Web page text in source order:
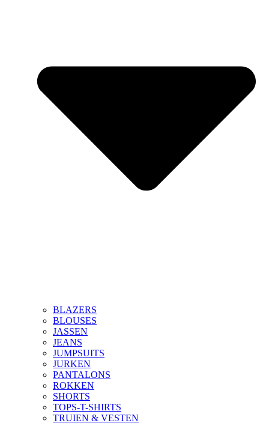
BLAZERS
BLOUSES
JASSEN
JEANS
JUMPSUITS
JURKEN
PANTALONS
ROKKEN
SHORTS
TOPS-T-SHIRTS
TRUIEN & VESTEN